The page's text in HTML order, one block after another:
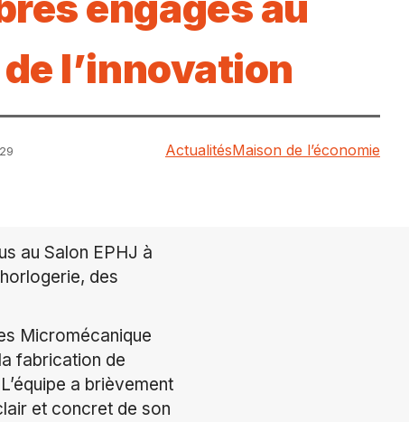
l’innovation
ActualitésMaison de l’économie
au Salon EPHJ à
des
Micromécanique
fabrication de
a brièvement
et concret de son